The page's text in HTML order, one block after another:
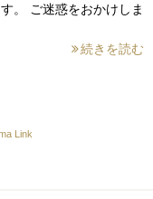
。 ご迷惑をおかけしま
続きを読む
Link